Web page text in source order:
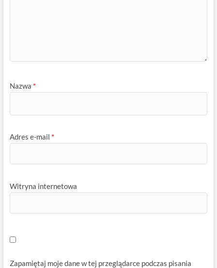
Nazwa *
Adres e-mail *
Witryna internetowa
Zapamiętaj moje dane w tej przeglądarce podczas pisania